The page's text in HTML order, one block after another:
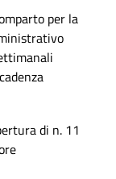
per la
di n. 11